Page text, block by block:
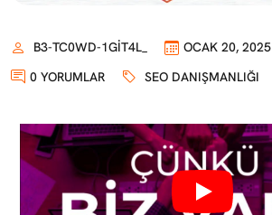
B3-TC0WD-1GIT4L_
OCAK 20, 2025
0 YORUMLAR
SEO DANIŞMANLIĞI